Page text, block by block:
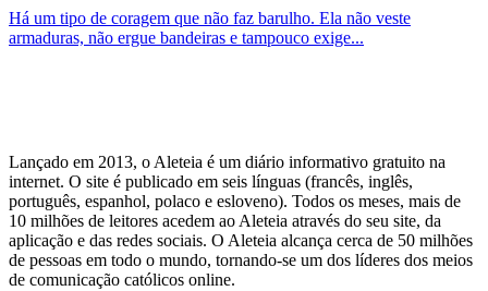
Há um tipo de coragem que não faz barulho. Ela não veste
armaduras, não ergue bandeiras e tampouco exige...
Lançado em 2013, o Aleteia é um diário informativo gratuito na
internet. O site é publicado em seis línguas (francês, inglês,
português, espanhol, polaco e esloveno). Todos os meses, mais de
10 milhões de leitores acedem ao Aleteia através do seu site, da
aplicação e das redes sociais. O Aleteia alcança cerca de 50 milhões
de pessoas em todo o mundo, tornando-se um dos líderes dos meios
de comunicação católicos online.